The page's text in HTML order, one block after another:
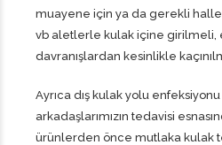
muayene için ya da gerekli
vb aletlerle kulak içine girilmeli,
davranışlardan kesinlikle
Ayrıca dış kulak yolu
arkadaşlarımızın tedavisi
ürünlerden önce mutlaka kulak